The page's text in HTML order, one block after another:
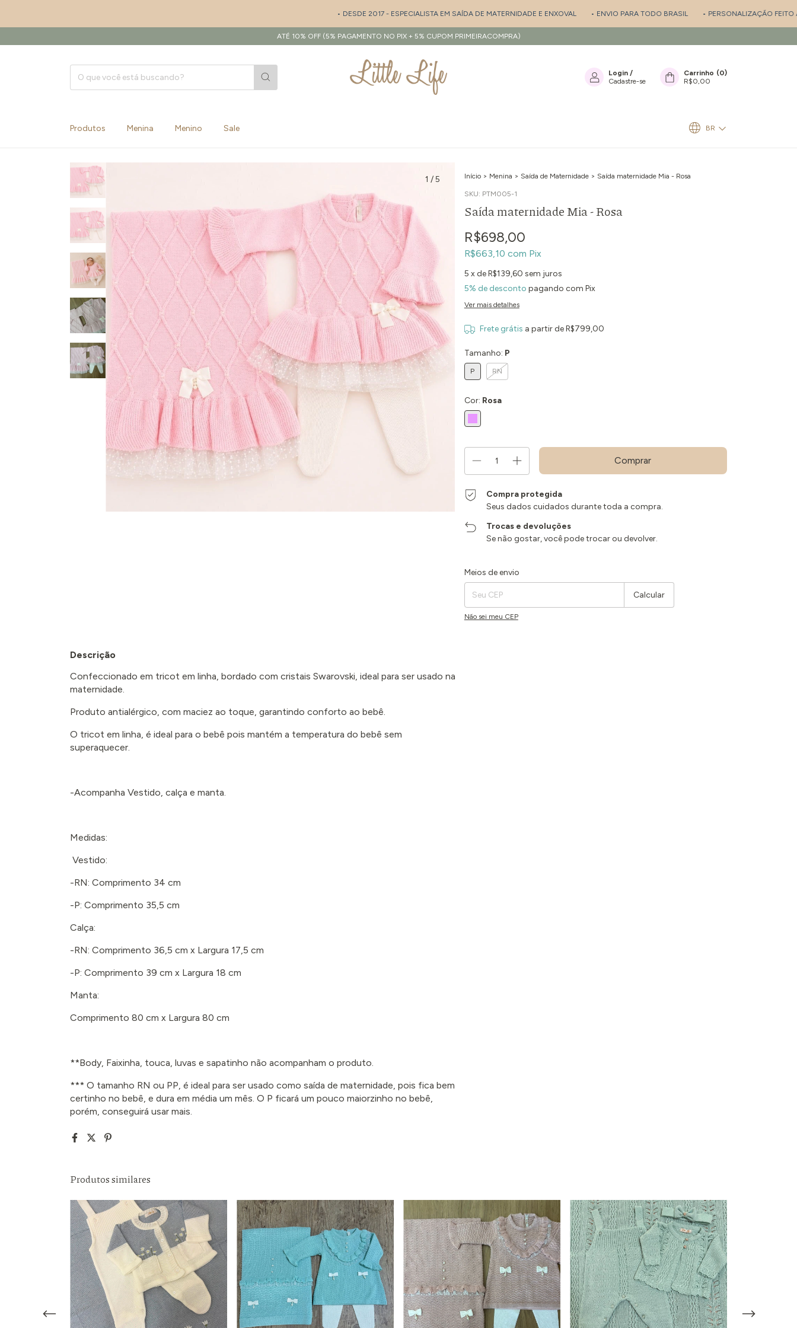
• DESDE 2017 - ESPECIALISTA EM SAÍDA DE MATERNIDADE E ENXOVAL • ENVIO PARA TODO BRASIL • PERSONALIZAÇÃO FEITO A MÃO
ATÉ 10% OFF (5% PAGAMENTO NO PIX + 5% CUPOM PRIMEIRACOMPRA)
Login /
Cadastre-se
Carrinho (0)
R$0,00
Produtos Menina Menino Sale BR
1 /5 Início > Menina > Saída de Maternidade > Saída maternidade Mia - Rosa
SKU: PTM005-1
Saída maternidade Mia - Rosa
R$698,00
R$663,10 com Pix
5 x deR$139,60 sem juros
5% de desconto pagando com Pix
Ver mais detalhes
Frete grátis a partir deR$799,00
Tamanho: P
P RN
Cor: Rosa
Compra protegida
Seus dados cuidados durante toda a compra.
Trocas e devoluções
Se não gostar, você pode trocar ou devolver.
Entregas para o CEP:
Meios de envio
Calcular
Não sei meu CEP
Descrição
Confeccionado em tricot em linha, bordado com cristais Swarovski, ideal para ser usado na
maternidade.
Produto antialérgico, com maciez ao toque, garantindo conforto ao bebê.
O tricot em linha, é ideal para o bebê pois mantém a temperatura do bebê sem
superaquecer.
-Acompanha Vestido, calça e manta.
Medidas:
Vestido:
-RN: Comprimento 34 cm
-P: Comprimento 35,5 cm
Calça:
-RN: Comprimento 36,5 cm x Largura 17,5 cm
-P: Comprimento 39 cm x Largura 18 cm
Manta:
Comprimento 80 cm x Largura 80 cm
**Body, Faixinha, touca, luvas e sapatinho não acompanham o produto.
*** O tamanho RN ou PP, é ideal para ser usado como saída de maternidade, pois fica bem
certinho no bebê, e dura em média um mês. O P ficará um pouco maiorzinho no bebê,
porém, conseguirá usar mais.
Produtos similares